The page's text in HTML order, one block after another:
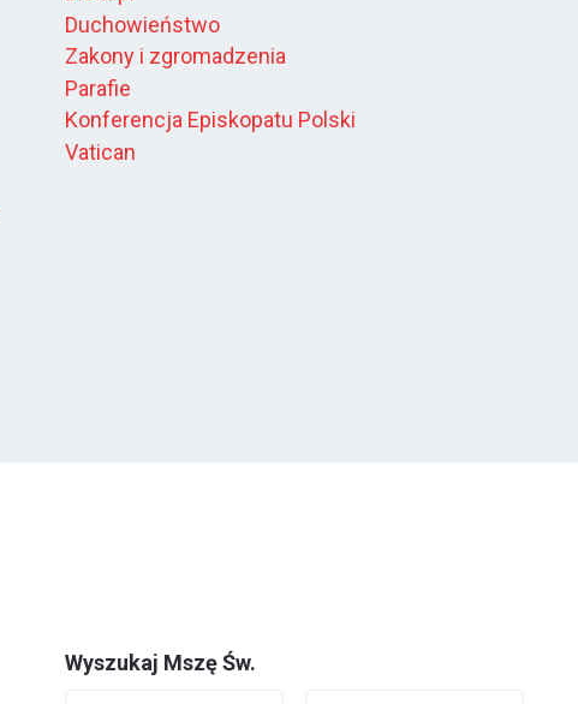
Duchowieństwo
Zakony i zgromadzenia
Parafie
Konferencja Episkopatu Polski
Vatican
Wyszukaj Mszę Św.